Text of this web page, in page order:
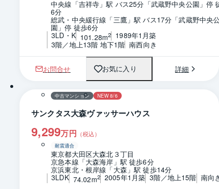
中央線「吉祥寺」駅 バス25分「武蔵野中央公園」停
6分
総武・中央緩行線「三鷹」駅 バス17分「武蔵野中央
園」停 徒歩6分
3LD・K 101.28m2
1989年1月築
3階／地上13階 地下1階 南西向き
お問合せ お気に入り 詳細
1 / 0 間取り
中古マンション NEW 8/6
サンクタス大森ヴァッサーハウス
9,299万円 （税込）
耐震適合
東京都大田区大森北３丁目
京急本線「大森海岸」駅 徒歩6分
京浜東北・根岸線「大森」駅 徒歩14分
3LDK 74.02m2 2005年1月築 3階／地上15階 南向